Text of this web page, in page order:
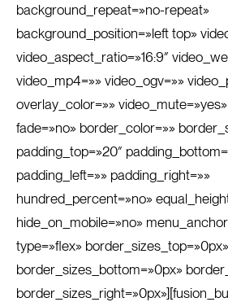
background_repeat=»no-repeat»
background_position=»left top»
video_aspect_ratio=»16:9″
video_mp4=»» video_ogv=»»
overlay_color=»»
fade=»no» border_color=»»
padding_top=»20″
padding_left=»» padding_right=»»
hundred_percent=»no»
hide_on_mobile=»no»
type=»flex» border_sizes_top=»0px»
border_sizes_bottom=»0px»